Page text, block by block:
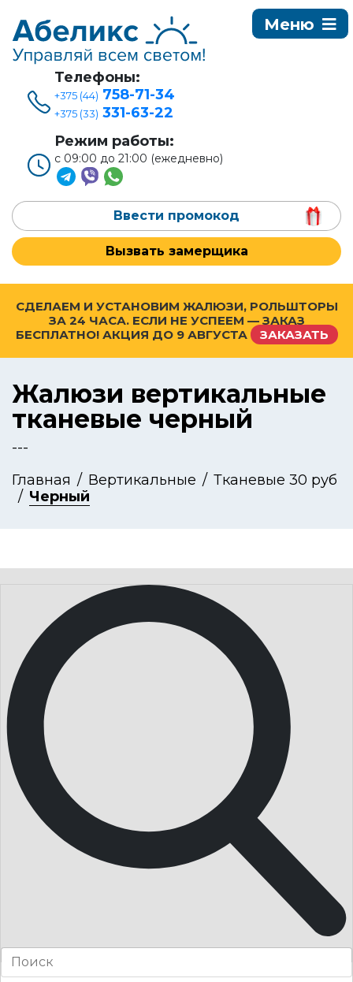
Телефоны:
+375 (44) 758-71-34
+375 (33) 331-63-22
Режим работы:
с 09:00 до 21:00 (ежедневно)
Ввести промокод
Вызвать замерщика
СДЕЛАЕМ И УСТАНОВИМ ЖАЛЮЗИ, РОЛЬШТОРЫ
ЗА 24 ЧАСА. ЕСЛИ НЕ УСПЕЕМ — ЗАКАЗ
БЕСПЛАТНО! АКЦИЯ ДО 9 АВГУСТА ЗАКАЗАТЬ
Жалюзи вертикальные
тканевые черный
---
Главная
Вертикальные
Тканевые 30 руб
Черный